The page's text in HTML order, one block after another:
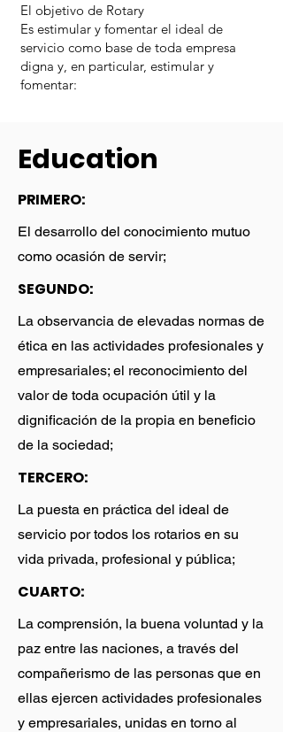
El objetivo de Rotary
Es estimular y fomentar el ideal de
servicio como base de toda empresa
digna y, en particular, estimular y
fomentar:
Education
PRIMERO:
El desarrollo del conocimiento mutuo
como ocasión de servir;
SEGUNDO:
La observancia de elevadas normas de
ética en las actividades profesionales y
empresariales; el reconocimiento del
valor de toda ocupación útil y la
dignificación de la propia en beneficio
de la sociedad;
TERCERO:
La puesta en práctica del ideal de
servicio por todos los rotarios en su
vida privada, profesional y pública;
CUARTO:
La comprensión, la buena voluntad y la
paz entre las naciones, a través del
compañerismo de las personas que en
ellas ejercen actividades profesionales
y empresariales, unidas en torno al